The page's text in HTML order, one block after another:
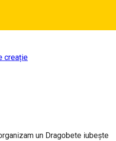
creație
un Dragobete iubește